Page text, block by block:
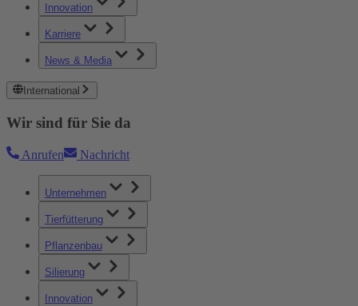
Innovation
Karriere
News & Media
International
Wir sind für Sie da
Anrufen Nachricht
Unternehmen
Tierfütterung
Pflanzenbau
Silierung
Innovation